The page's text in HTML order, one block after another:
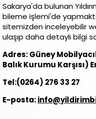
Sakarya'da bulunan
bileme işlemi'de
sitemizden inceleyebilir
ulaşıp daha detaylı bilgi
Adres: Güney
Balık Kurumu Karşısı)
Tel:(0264) 276 33 27
E-posta: